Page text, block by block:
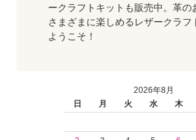
ークラフトキットも販売中。革の
さまざまに楽しめるレザークラフ
ようこそ！
2026年8月
日
月 火 水 木